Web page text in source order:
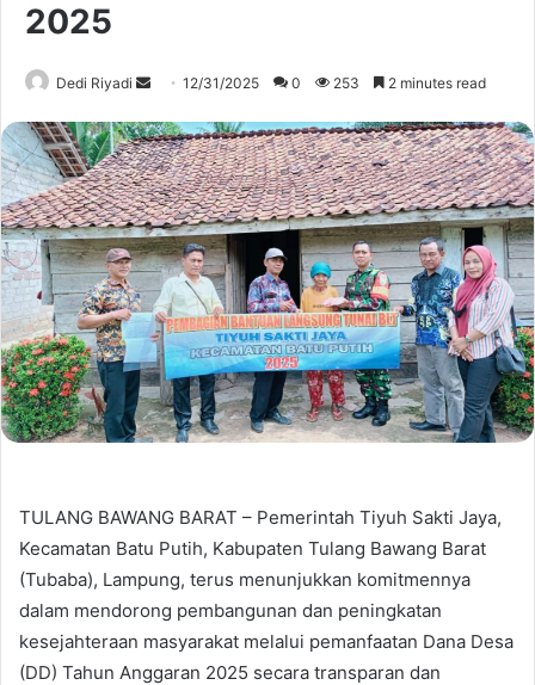
2025
Dedi Riyadi
Send
email
12/31/2025 0 253 2 minutes read
TULANG BAWANG BARAT – Pemerintah Tiyuh Sakti Jaya,
Kecamatan Batu Putih, Kabupaten Tulang Bawang Barat
(Tubaba), Lampung, terus menunjukkan komitmennya
dalam mendorong pembangunan dan peningkatan
kesejahteraan masyarakat melalui pemanfaatan Dana Desa
(DD) Tahun Anggaran 2025 secara transparan dan